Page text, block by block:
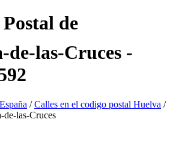
de
las-Cruces -
/Calles en el codigo postal Huelva /
las-Cruces